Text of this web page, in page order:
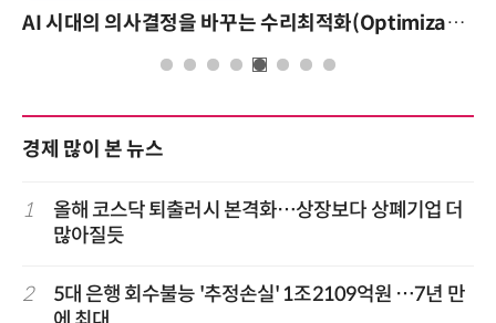
AI 시대의 의사결정을 바꾸는 수리최적화(Optimization): 실제 산업 적용 사례와 활용 전략
경제 많이 본 뉴스
1
올해 코스닥 퇴출러시 본격화…상장보다 상폐기업 더
많아질듯
2
5대 은행 회수불능 '추정손실' 1조2109억원 …7년 만